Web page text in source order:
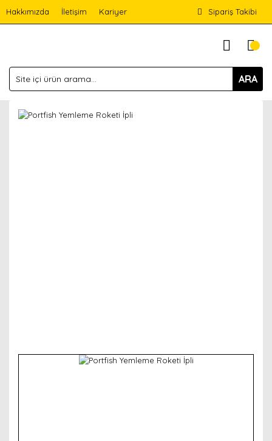
Hakkımızda İletişim Kariyer Sipariş Takibi
ARA